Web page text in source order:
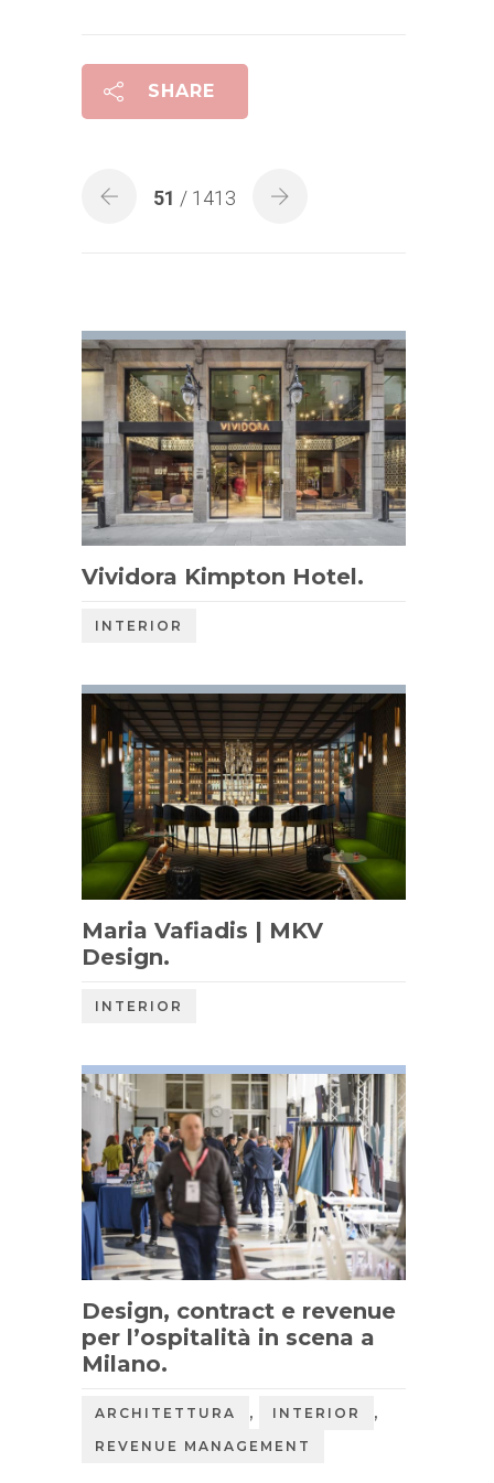
SHARE
51 / 1413
Vividora Kimpton Hotel.
INTERIOR
Maria Vafiadis | MKV
Design.
INTERIOR
Design, contract e revenue
per l’ospitalità in scena a
Milano.
ARCHITETTURA , INTERIOR ,
REVENUE MANAGEMENT